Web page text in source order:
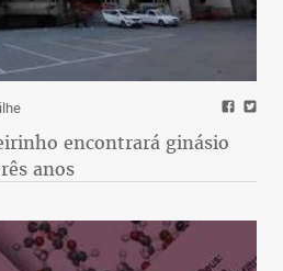
encontrará ginásio
anos